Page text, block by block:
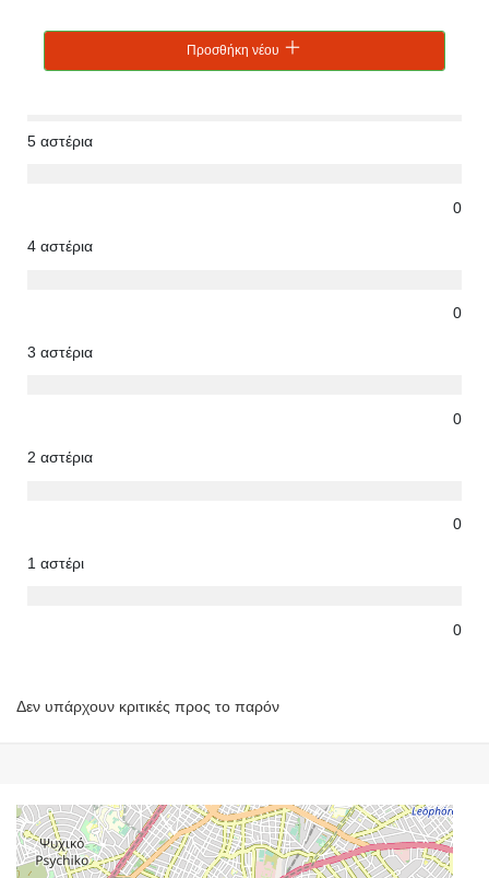
Προσθήκη νέου
5 αστέρια
0
4 αστέρια
0
3 αστέρια
0
2 αστέρια
0
1 αστέρι
0
Δεν υπάρχουν κριτικές προς το παρόν